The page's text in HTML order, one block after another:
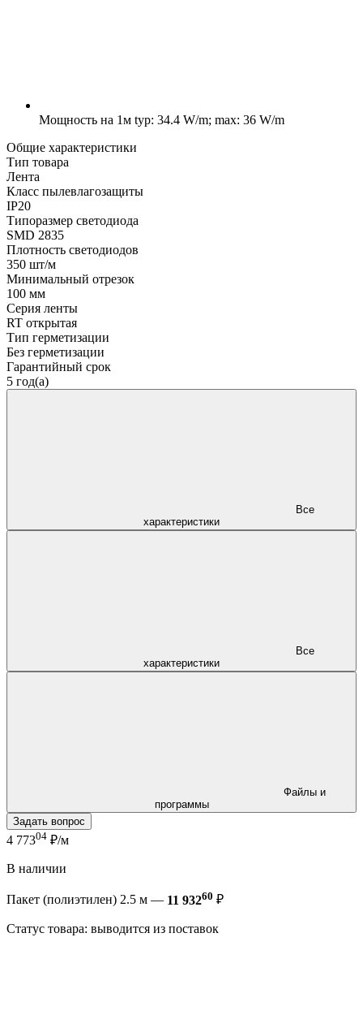
Мощность на 1м typ: 34.4 W/m; max: 36 W/m
Общие характеристики
Тип товара
Лента
Класс пылевлагозащиты
IP20
Типоразмер светодиода
SMD 2835
Плотность светодиодов
350 шт/м
Минимальный отрезок
100 мм
Серия ленты
RT открытая
Тип герметизации
Без герметизации
Гарантийный срок
5 год(а)
характеристики
характеристики
программы
Задать вопрос
4 77304 ₽/м
В наличии
Пакет (полиэтилен) 2.5 м — 11 93260 ₽
Статус товара: выводится из поставок